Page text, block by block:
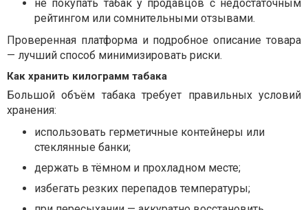
не покупать табак у продавцов с недостаточным
рейтингом или сомнительными отзывами.
Проверенная платформа и подробное описание товара
— лучший способ минимизировать риски.
Как хранить килограмм табака
Большой объём табака требует правильных условий
хранения:
использовать герметичные контейнеры или
стеклянные банки;
держать в тёмном и прохладном месте;
избегать резких перепадов температуры;